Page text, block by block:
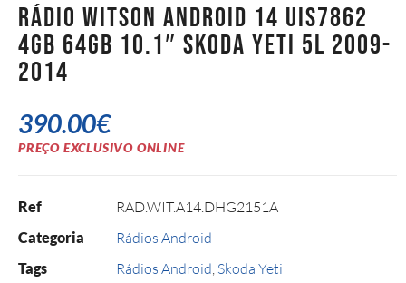
Rádio Witson Android 14 UIS7862
4GB 64GB 10.1″ Skoda Yeti 5L 2009-
2014
390.00€
PREÇO EXCLUSIVO ONLINE
Ref RAD.WIT.A14.DHG2151A
Categoria Rádios Android
Tags Rádios Android, Skoda Yeti